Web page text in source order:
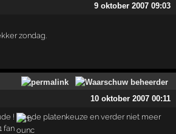
9 oktober 2007 09:03
zondag.
10 oktober 2007 00:11
! Goede platenkeuze en verder niet meer
fan